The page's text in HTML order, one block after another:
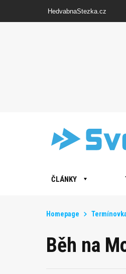
HedvabnaStezka.cz
ČLÁNKY
Homepage
Běh na